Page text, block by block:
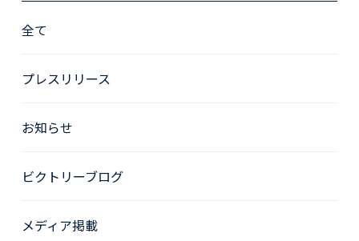
全て
プレスリリース
お知らせ
ビクトリーブログ
メディア掲載